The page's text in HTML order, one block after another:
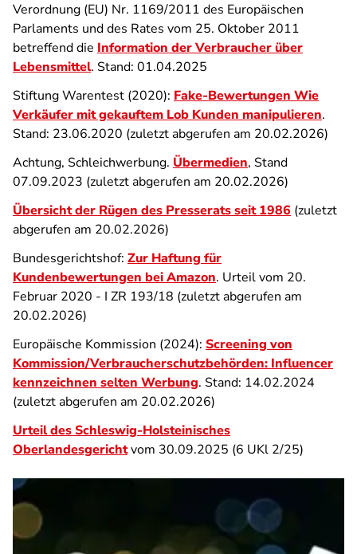
Verordnung (EU) Nr. 1169/2011 des Europäischen
Parlaments und des Rates vom 25. Oktober 2011
betreffend die Information der Verbraucher über
Lebensmittel. Stand: 01.04.2025
Stiftung Warentest (2020): Fake-Bewertungen Wie
Verkäufer mit gekauftem Lob Kunden manipulieren.
Stand: 23.06.2020 (zuletzt abgerufen am 20.02.2026)
Achtung, Schleichwerbung. Übermedien, Stand
07.09.2023 (zuletzt abgerufen am 20.02.2026)
Übersicht der Rügen des Presserats seit 1986 (zuletzt
abgerufen am 20.02.2026)
Bundesgerichtshof: Zur Haftung für
Kundenbewertungen bei Amazon. Urteil vom 20.
Februar 2020 - I ZR 193/18 (zuletzt abgerufen am
20.02.2026)
Europäische Kommission (2024): Screening von
Kommission/Verbraucherschutzbehörden: Influencer
kennzeichnen selten Werbung. Stand: 14.02.2024
(zuletzt abgerufen am 20.02.2026)
Urteil des Schleswig-Holsteinisches
Oberlandesgerichtvom 30.09.2025 (6 UKl 2/25)